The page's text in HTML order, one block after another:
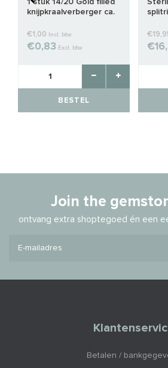
1 stuk 14/20 Gold filled
knijpkraalverberger ca.
€1,00 Incl. btw
€0,83 Excl. btw
BESTEL
Join the
ontvang extra shoptegoed én een
Betalen /